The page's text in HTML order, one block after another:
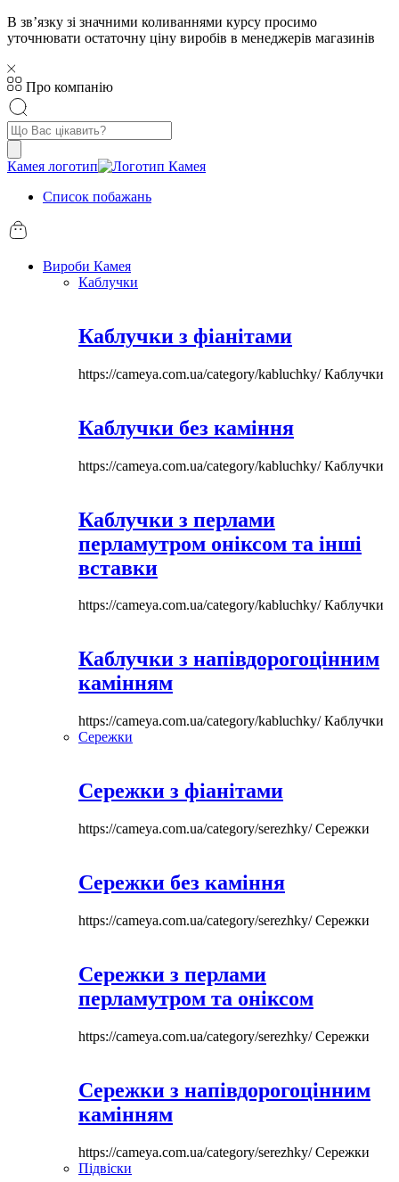
В звʼязку зі значними коливаннями курсу просимо
уточнювати остаточну ціну виробів в менеджерів магазинів
Про компанію
Пошук
товарів
Камея логотип
Список побажань
Вироби Камея
Каблучки
Каблучки з фіанітами
https://cameya.com.ua/category/kabluchky/Каблучки
Каблучки без каміння
https://cameya.com.ua/category/kabluchky/Каблучки
Каблучки з перлами
перламутром оніксом та інші
вставки
https://cameya.com.ua/category/kabluchky/Каблучки
Каблучки з напівдорогоцінним
камінням
https://cameya.com.ua/category/kabluchky/Каблучки
Сережки
Сережки з фіанітами
https://cameya.com.ua/category/serezhky/Сережки
Сережки без каміння
https://cameya.com.ua/category/serezhky/Сережки
Сережки з перлами
перламутром та оніксом
https://cameya.com.ua/category/serezhky/Сережки
Сережки з напівдорогоцінним
камінням
https://cameya.com.ua/category/serezhky/Сережки
Підвіски